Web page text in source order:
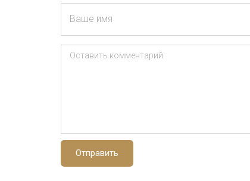
Ваше имя
Оставить комментарий
Отправить